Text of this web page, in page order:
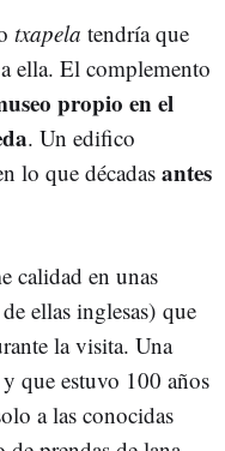
txapela tendría que
ella. El complemento
propio en el
. Un edifico
lo que décadas antes
calidad en unas
ellas inglesas) que
la visita. Una
que estuvo 100 años
a las conocidas